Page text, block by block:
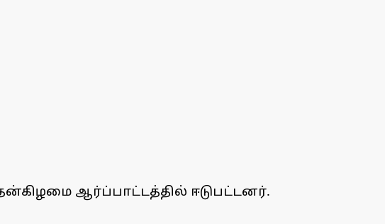
ஆர்ப்பாட்டத்தில் ஈடுபட்டனர்.